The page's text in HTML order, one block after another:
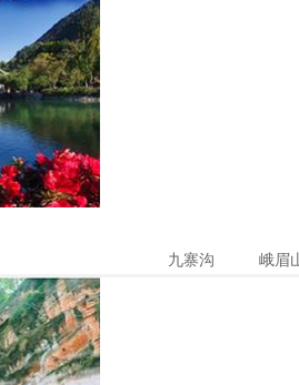
九寨沟 峨眉